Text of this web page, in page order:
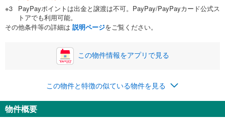
い。一般的には物件価格の2割までが目安です。
閉じる
ボーナス
万円
0円
ナス時の増額分（1回分）を入力してください。
ボーナス払いの限度額は金融機関によって異なります。
閉じる
月々の返済額
PayPayポイントは出金と譲渡は不可。PayPay/PayPayカード公式ス
トアでも利用可能。
その他条件等の詳細は 説明ページをご覧ください。
この物件情報をアプリで見る
この物件と特徴の似ている物件を見る
物件概要